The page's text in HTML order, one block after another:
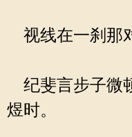
视线在一刹那
纪斐言步子微
煜时。